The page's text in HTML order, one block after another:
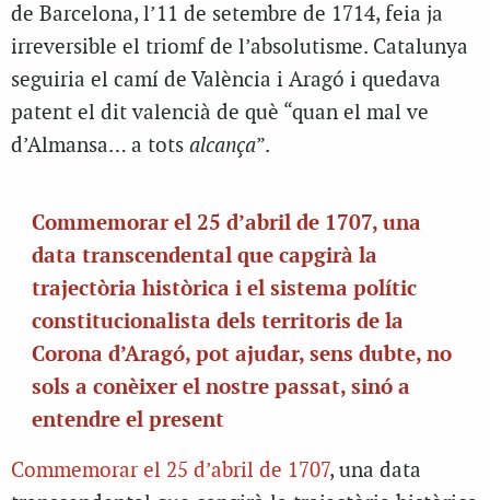
de Barcelona, l’11 de setembre de 1714, feia ja
irreversible el triomf de l’absolutisme. Catalunya
seguiria el camí de València i Aragó i quedava
patent el dit valencià de què “quan el mal ve
d’Almansa… a tots alcança”.
Commemorar el 25 d’abril de 1707, una
data transcendental que capgirà la
trajectòria històrica i el sistema polític
constitucionalista dels territoris de la
Corona d’Aragó, pot ajudar, sens dubte, no
sols a conèixer el nostre passat, sinó a
entendre el present
Commemorar el 25 d’abril de 1707, una data